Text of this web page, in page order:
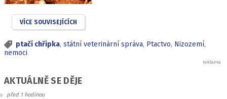
VÍCE SOUVISEJÍCÍCH
ptačí chřipka, státní veterinární správa, Ptactvo, Nizozemí,
nemoci
AKTUÁLNĚ SE DĚJE
před 1 hodinou